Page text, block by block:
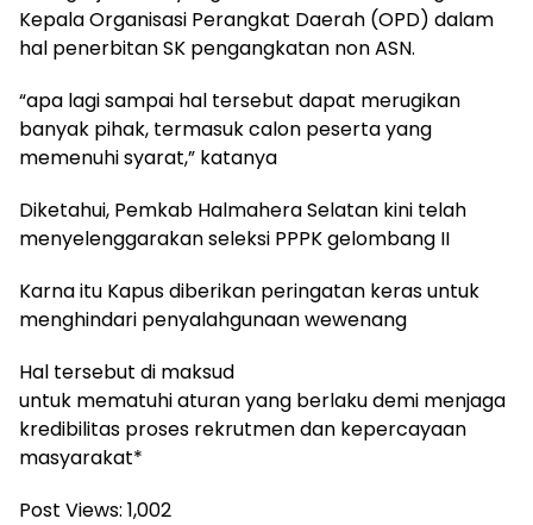
Kepala Organisasi Perangkat Daerah (OPD) dalam
hal penerbitan SK pengangkatan non ASN.
“apa lagi sampai hal tersebut dapat merugikan
banyak pihak, termasuk calon peserta yang
memenuhi syarat,” katanya
Diketahui, Pemkab Halmahera Selatan kini telah
menyelenggarakan seleksi PPPK gelombang II
Karna itu Kapus diberikan peringatan keras untuk
menghindari penyalahgunaan wewenang
Hal tersebut di maksud
untuk mematuhi aturan yang berlaku demi menjaga
kredibilitas proses rekrutmen dan kepercayaan
masyarakat*
Post Views: 1,002